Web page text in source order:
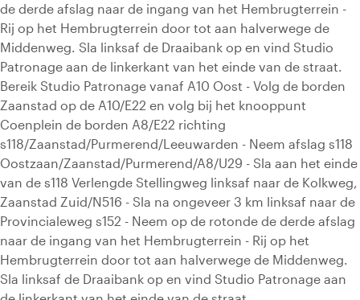
de derde afslag naar de ingang van het Hembrugterrein -
Rij op het Hembrugterrein door tot aan halverwege de
Middenweg. Sla linksaf de Draaibank op en vind Studio
Patronage aan de linkerkant van het einde van de straat.
Bereik Studio Patronage vanaf A10 Oost - Volg de borden
Zaanstad op de A10/E22 en volg bij het knooppunt
Coenplein de borden A8/E22 richting
s118/Zaanstad/Purmerend/Leeuwarden - Neem afslag s118
Oostzaan/Zaanstad/Purmerend/A8/U29 - Sla aan het einde
van de s118 Verlengde Stellingweg linksaf naar de Kolkweg,
Zaanstad Zuid/N516 - Sla na ongeveer 3 km linksaf naar de
Provincialeweg s152 - Neem op de rotonde de derde afslag
naar de ingang van het Hembrugterrein - Rij op het
Hembrugterrein door tot aan halverwege de Middenweg.
Sla linksaf de Draaibank op en vind Studio Patronage aan